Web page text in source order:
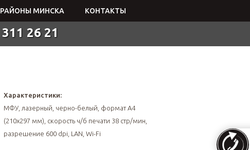
РАЙОНЫ МИНСКА КОНТАКТЫ
311 26 21
Характеристики:
МФУ, лазерный, черно-белый, формат A4
(210x297 мм), скорость ч/б печати 38 стр/мин,
разрешение 600 dpi, LAN, Wi-Fi